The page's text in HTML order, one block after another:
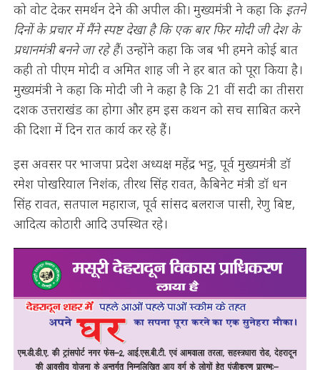
को वोट देकर समर्थन देने की अपील की। मुख्यमंत्री ने कहा कि इतने
दिनों के प्रचार में मैंने स्पष्ट देखा है कि एक बार फिर मोदी जी देश के
प्रधानमंत्री बनने जा रहे हैं। उन्होंने कहा कि जब भी हमने कोई बात
कही तो पीएम मोदी व अमित शाह जी ने हर बात को पूरा किया है।
मुख्यमंत्री ने कहा कि मोदी जी ने कहा है कि 21 वीं सदी का तीसरा
दशक उत्तराखंड का होगा और हम इस कथन को सच साबित करने
की दिशा में दिन रात कार्य कर रहे हैं।
इस अवसर पर भाजपा प्रदेश अध्यक्ष महेंद्र भट्ट, पूर्व मुख्यमंत्री डॉ
रमेश पोखरियाल निशंक, तीरथ सिंह रावत, कैबिनेट मंत्री डॉ धन
सिंह रावत, सतपाल महाराज, पूर्व सांसद बलराज पासी, रेणु बिष्ट,
आदित्य कोठारी आदि उपस्थित रहे।